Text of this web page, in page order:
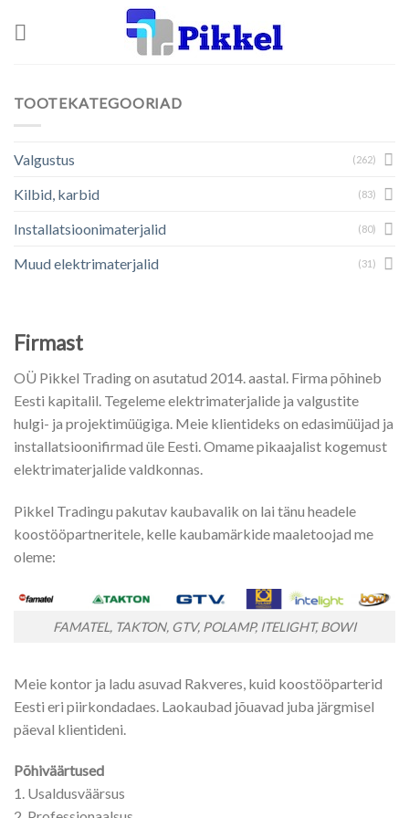
Firmast
OÜ Pikkel Trading on asutatud 2014. aastal. Firma põhineb
Eesti kapitalil. Tegeleme elektrimaterjalide ja valgustite
hulgi- ja projektimüügiga. Meie klientideks on edasimüüjad ja
installatsioonifirmad üle Eesti. Omame pikaajalist kogemust
elektrimaterjalide valdkonnas.
Pikkel Tradingu pakutav kaubavalik on lai tänu headele
koostööpartneritele, kelle kaubamärkide maaletoojad me
oleme:
FAMATEL, TAKTON, GTV, POLAMP, ITELIGHT, BOWI
Meie kontor ja ladu asuvad Rakveres, kuid koostööparterid
Eesti eri piirkondadaes. Laokaubad jõuavad juba järgmisel
päeval klientideni.
Põhiväärtused
1. Usaldusväärsus
TOOTEKATEGOORIAD
Valgustus (262)
Kilbid, karbid (83)
Installatsioonimaterjalid (80)
Muud elektrimaterjalid (31)